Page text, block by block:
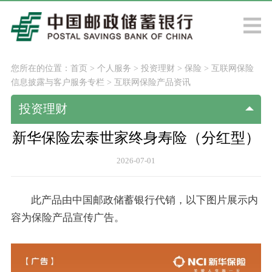
您所在的位置： 首页> 个人服务 > 投资理财 > 保险 > 互联网保险
信息披露与客户服务专栏 > 互联网保险产品资讯
投资理财
新华保险宏泰世家终身寿险（分红型）
2026-07-01
此产品由中国邮政储蓄银行代销，以下图片展示内
容为保险产品宣传广告。